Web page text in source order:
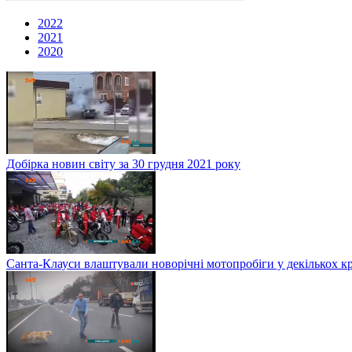
2022
2021
2020
Добірка новин світу за 30 грудня 2021 року
Санта-Клауси влаштували новорічні мотопробіги у декількох